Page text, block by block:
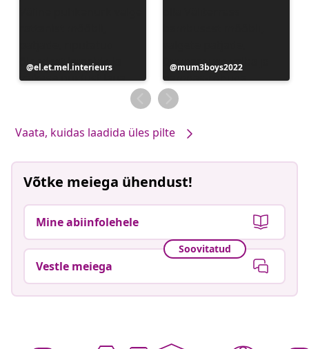
Postitus
avaldatud
el.et.mel.interieurs
Postitus
avaldatud
mum3boys2022
Vaata, kuidas laadida üles pilte
Võtke meiega ühendust!
Mine abiinfolehele
Soovitatud
Vestle meiega